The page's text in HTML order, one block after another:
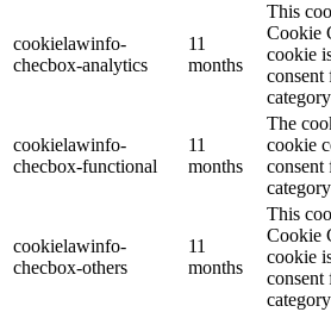
cookielawinfo-
checbox-analytics
11
months
This
Cookie
cookie
consent
cookielawinfo-
checbox-functional
11
months
The
cookie
consent
cookielawinfo-
checbox-others
11
months
This
Cookie
cookie
consent